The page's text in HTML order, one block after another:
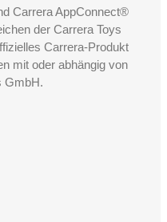
Carrera AppConnect®
der Carrera Toys
Carrera-Produkt
mit oder abhängig von
GmbH.